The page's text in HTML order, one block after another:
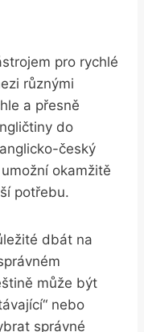
pro rychlé
různými
a přesně
do
český
okamžitě
potřebu.
dbát na
může být
nebo
správné